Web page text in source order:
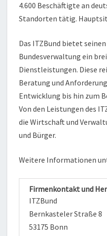
4.600 Beschäftigte an
Standorten tätig.
Das ITZBund bietet
Bundesverwaltung ein
Dienstleistungen. Diese
Beratung und
Entwicklung bis hin zum
Von den Leistungen des
die Wirtschaft und
und Bürger.
Weitere Informationen
Firmenkontakt und
ITZBund
Bernkasteler Straße 8
53175 Bonn